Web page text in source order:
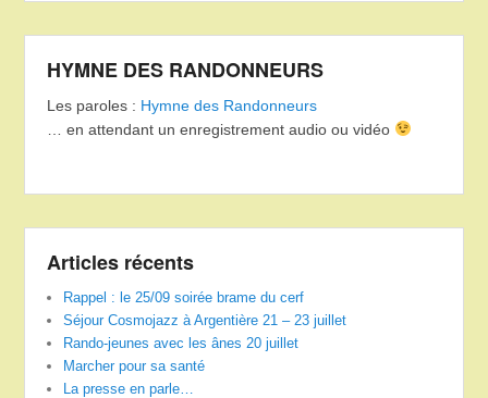
HYMNE DES RANDONNEURS
Les paroles : Hymne des Randonneurs
… en attendant un enregistrement audio ou vidéo
Articles récents
Rappel : le 25/09 soirée brame du cerf
Séjour Cosmojazz à Argentière 21 – 23 juillet
Rando-jeunes avec les ânes 20 juillet
Marcher pour sa santé
La presse en parle…